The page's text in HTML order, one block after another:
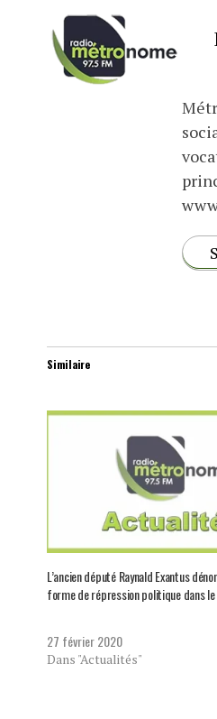
Similaire
L’ancien député Raynald Exantus
forme de répression politique dans
27 février 2020
Dans "Actualités"